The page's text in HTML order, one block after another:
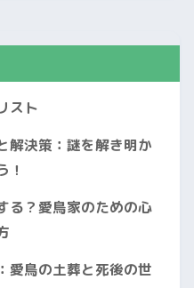
スト
解決策：謎を解き明か
！
る？愛鳥家のための心
愛鳥の土葬と死後の世